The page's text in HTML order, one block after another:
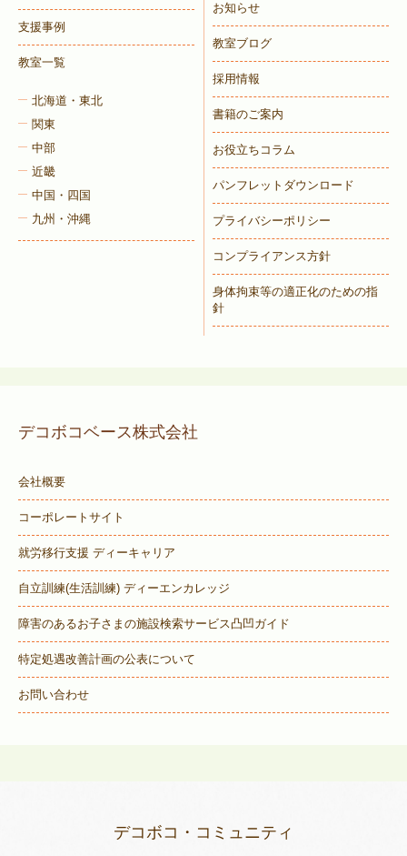
支援事例
教室一覧
北海道・東北
関東
中部
近畿
中国・四国
九州・沖縄
お知らせ
教室ブログ
採用情報
書籍のご案内
お役立ちコラム
パンフレットダウンロード
プライバシーポリシー
コンプライアンス方針
身体拘束等の適正化のための指
針
デコボコベース株式会社
会社概要
コーポレートサイト
就労移行支援 ディーキャリア
自立訓練(生活訓練) ディーエンカレッジ
障害のあるお子さまの施設検索サービス凸凹ガイド
特定処遇改善計画の公表について
お問い合わせ
デコボコ・コミュニティ